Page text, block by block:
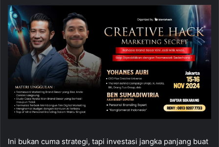
Ini bukan cuma strategi, tapi investasi jangka panjang buat